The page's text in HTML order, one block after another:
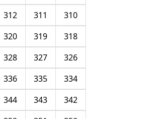
310
311
312
318
319
320
326
327
328
334
335
336
342
343
344